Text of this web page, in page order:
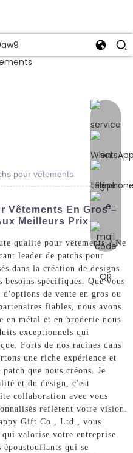
pour vêtements
Vêtements En Gros –
Meilleurs Prix
qualité pour vêtements ? Ne
leader de patchs pour
dans la création de designs
besoins spécifiques. Que vous
de vente en gros ou
fiables, nous avons
métal et en broderie nous
exceptionnels qui
Forts de nos racines dans
une riche expérience et
que nous créons. Je
et du design, c'est
collaboration avec vous
reflètent votre vision.
Gift Co., Ltd., vous
valorise votre entreprise.
époustouflants qui se